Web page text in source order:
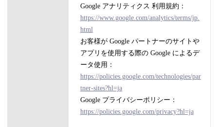
Google アナリティクス 利用規約：
https://www.google.com/analytics/terms/jp.
html
お客様が Google パートナーのサイトや
アプリを使用する際の Google によるデ
ータ使用：
https://policies.google.com/technologies/par
tner-sites?hl=ja
Google プライバシーポリシー：
https://policies.google.com/privacy?hl=ja